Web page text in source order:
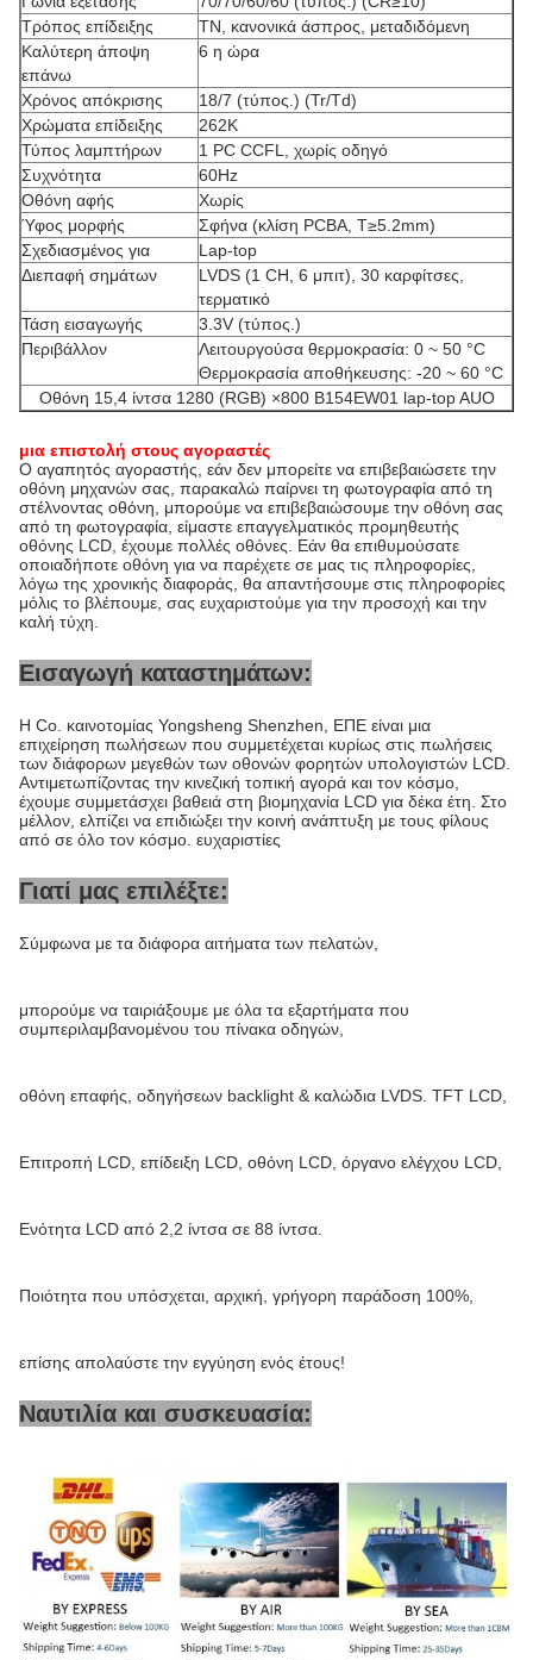
Τρόπος επίδειξης
TN, κανονικά άσπρος, μεταδιδόμενη
Καλύτερη άποψη
επάνω
6 η ώρα
Χρόνος απόκρισης
18/7 (τύπος.) (Tr/Td)
Χρώματα επίδειξης
262K
Τύπος λαμπτήρων
1 PC CCFL, χωρίς οδηγό
Συχνότητα
60Hz
Οθόνη αφής
Χωρίς
Ύφος μορφής
Σφήνα (κλίση PCBA, T≥5.2mm)
Σχεδιασμένος για
Lap-top
Διεπαφή σημάτων
LVDS (1 CH, 6 μπιτ), 30 καρφίτσες,
τερματικό
Τάση εισαγωγής
3.3V (τύπος.)
Περιβάλλον
Λειτουργούσα θερμοκρασία: 0 ~ 50 °C
Θερμοκρασία αποθήκευσης: -20 ~ 60 °C
Οθόνη 15,4 ίντσα 1280 (RGB) ×800 B154EW01 lap-top AUO
μια επιστολή στους αγοραστές
Ο αγαπητός αγοραστής, εάν δεν μπορείτε να επιβεβαιώσετε την
οθόνη μηχανών σας, παρακαλώ παίρνει τη φωτογραφία από τη
στέλνοντας οθόνη, μπορούμε να επιβεβαιώσουμε την οθόνη σας
από τη φωτογραφία, είμαστε επαγγελματικός προμηθευτής
οθόνης LCD, έχουμε πολλές οθόνες. Εάν θα επιθυμούσατε
οποιαδήποτε οθόνη για να παρέχετε σε μας τις πληροφορίες,
λόγω της χρονικής διαφοράς, θα απαντήσουμε στις πληροφορίες
μόλις το βλέπουμε, σας ευχαριστούμε για την προσοχή και την
καλή τύχη.
Εισαγωγή καταστημάτων:
Η Co. καινοτομίας Yongsheng Shenzhen, ΕΠΕ είναι μια
επιχείρηση πωλήσεων που συμμετέχεται κυρίως στις πωλήσεις
των διάφορων μεγεθών των οθονών φορητών υπολογιστών LCD.
Αντιμετωπίζοντας την κινεζική τοπική αγορά και τον κόσμο,
έχουμε συμμετάσχει βαθειά στη βιομηχανία LCD για δέκα έτη. Στο
μέλλον, ελπίζει να επιδιώξει την κοινή ανάπτυξη με τους φίλους
από σε όλο τον κόσμο. ευχαριστίες
Γιατί μας επιλέξτε:
Σύμφωνα με τα διάφορα αιτήματα των πελατών,
μπορούμε να ταιριάξουμε με όλα τα εξαρτήματα που
συμπεριλαμβανομένου του πίνακα οδηγών,
οθόνη επαφής, οδηγήσεων backlight & καλώδια LVDS. TFT LCD,
Επιτροπή LCD, επίδειξη LCD, οθόνη LCD, όργανο ελέγχου LCD,
Ενότητα LCD από 2,2 ίντσα σε 88 ίντσα.
Ποιότητα που υπόσχεται, αρχική, γρήγορη παράδοση 100%,
επίσης απολαύστε την εγγύηση ενός έτους!
Ναυτιλία και συσκευασία: